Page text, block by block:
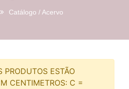
Catálogo / Acervo
PRODUTOS ESTÃO
CENTIMETROS: C =